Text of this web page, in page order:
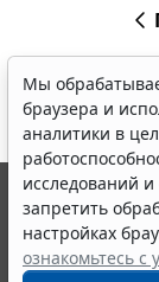
Мы
браузера и
аналитики в
исследований
запретить
настройках
ознакомьтесь с
© ООО "НПП
выпускается с
являются